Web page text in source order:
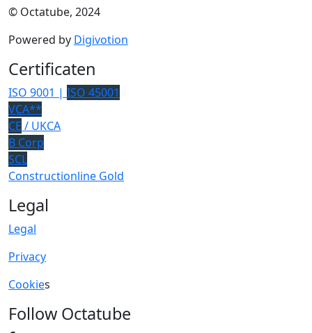
© Octatube, 2024
Powered by Digivotion
Certificaten
ISO 9001 | ISO 45001
VCA**
CE / UKCA
B Corp
SCL
Constructionline Gold
Legal
Legal
Privacy
Cookies
Follow Octatube